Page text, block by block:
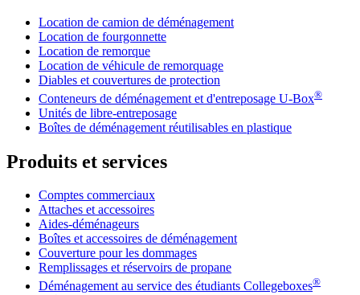
Location de camion de déménagement
Location de fourgonnette
Location de remorque
Location de véhicule de remorquage
Diables et couvertures de protection
Conteneurs de déménagement et d'entreposage U-Box®
Unités de libre-entreposage
Boîtes de déménagement réutilisables en plastique
Produits et services
Comptes commerciaux
Attaches et accessoires
Aides-déménageurs
Boîtes et accessoires de déménagement
Couverture pour les dommages
Remplissages et réservoirs de propane
Déménagement au service des étudiants Collegeboxes®